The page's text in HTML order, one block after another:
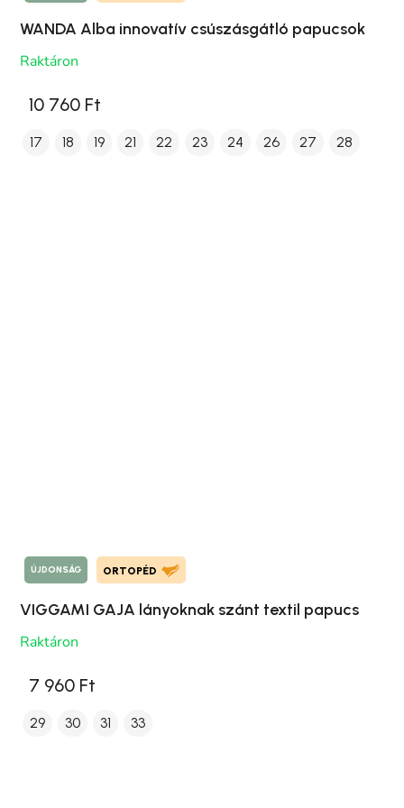
WANDA Alba innovatív csúszásgátló papucsok
Raktáron
10 760 Ft
17 18 19 21 22 23 24 26 27 28
ÚJDONSÁG ORTOPÉD
VIGGAMI GAJA lányoknak szánt textil papucs
Raktáron
7 960 Ft
29 30 31 33